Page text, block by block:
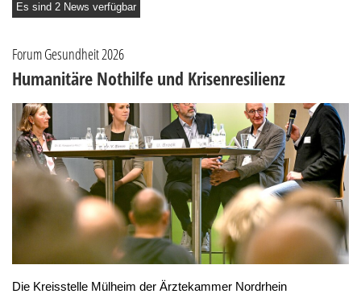
Es sind 2 News verfügbar
Forum Gesundheit 2026
Humanitäre Nothilfe und Krisenresilienz
Die Kreisstelle Mülheim der Ärztekammer Nordrhein